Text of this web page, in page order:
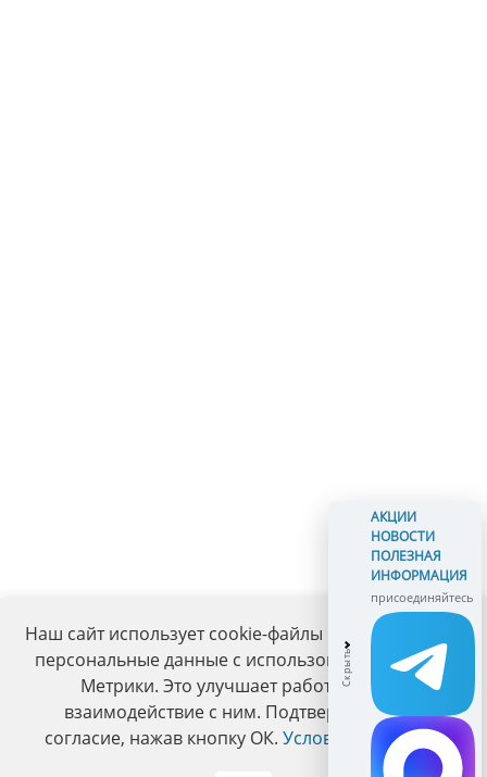
Наш сайт использует cookie-файлы и обрабатывает
персональные данные с использованием Яндекс
Метрики. Это улучшает работу сайта и
взаимодействие с ним. Подтвердите ваше
согласие, нажав кнопку ОК. Условия политики.
АКЦИИ
НОВОСТИ
ПОЛЕЗНАЯ
ИНФОРМАЦИЯ
присоединяйтесь